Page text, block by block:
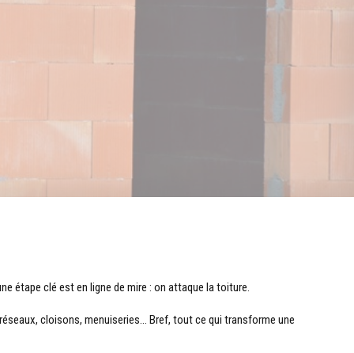
étape clé est en ligne de mire : on attaque la toiture.
cloisons, menuiseries… Bref, tout ce qui transforme une